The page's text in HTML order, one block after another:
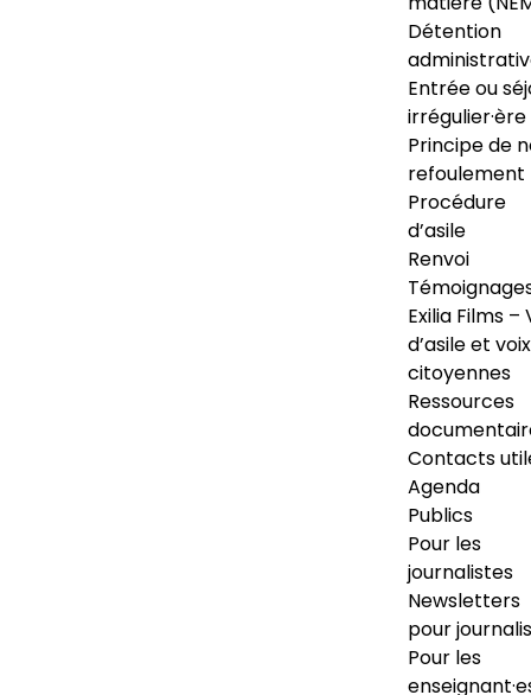
Détention
Entrée ou
irrégulier·ère
Principe de
refoulement
Procédure
d’asile
Renvoi
Exilia Films –
d’asile et voix
citoyennes
Ressources
Contacts
Agenda
Publics
Pour les
journalistes
Newsletters
pour
Pour les